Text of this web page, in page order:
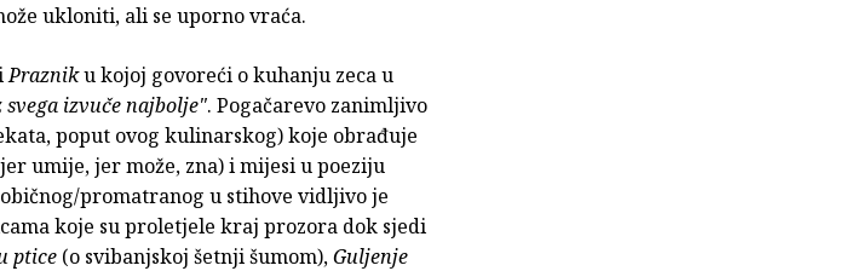
ukloniti, ali se uporno vraća.
Prazniku kojoj govoreći o kuhanju zeca u
izvuče najbolje". Pogačarevo zanimljivo
poput ovog kulinarskog) koje obrađuje
umije, jer može, zna) i mijesi u poeziju
promatranog u stihove vidljivo je
koje su proletjele kraj prozora dok sjedi
ptice (o svibanjskoj šetnji šumom),Guljenje